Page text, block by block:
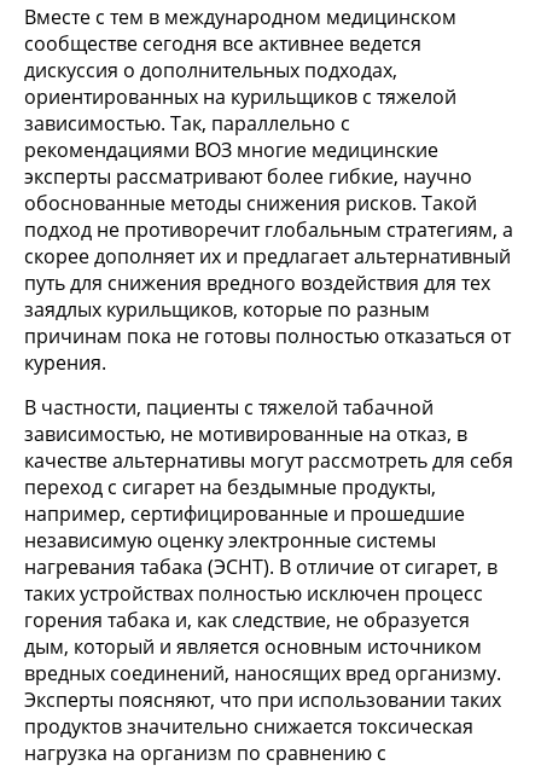
Вместе с тем в международном медицинском
сообществе сегодня все активнее ведется
дискуссия о дополнительных подходах,
ориентированных на курильщиков с тяжелой
зависимостью. Так, параллельно с
рекомендациями ВОЗ многие медицинские
эксперты рассматривают более гибкие, научно
обоснованные методы снижения рисков. Такой
подход не противоречит глобальным стратегиям, а
скорее дополняет их и предлагает альтернативный
путь для снижения вредного воздействия для тех
заядлых курильщиков, которые по разным
причинам пока не готовы полностью отказаться от
курения.
В частности, пациенты с тяжелой табачной
зависимостью, не мотивированные на отказ, в
качестве альтернативы могут рассмотреть для себя
переход с сигарет на бездымные продукты,
например, сертифицированные и прошедшие
независимую оценку электронные системы
нагревания табака (ЭСНТ). В отличие от сигарет, в
таких устройствах полностью исключен процесс
горения табака и, как следствие, не образуется
дым, который и является основным источником
вредных соединений, наносящих вред организму.
Эксперты поясняют, что при использовании таких
продуктов значительно снижается токсическая
нагрузка на организм по сравнению с